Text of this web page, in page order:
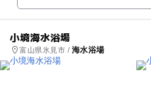
小境海水浴場
富山県氷見市 / 海水浴場